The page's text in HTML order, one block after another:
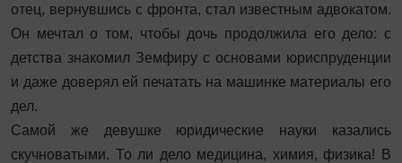
отец, вернувшись с фронта, стал известным адвокатом.
Он мечтал о том, чтобы дочь продолжила его дело: с
детства знакомил Земфиру с основами юрис­пруденции
и даже доверял ей печатать на машинке материалы его
дел.
Самой же девушке юридические науки казались
скучноватыми. То ли дело медицина, химия, физика! В